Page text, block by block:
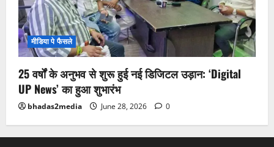
मीडिया पे फैसले
25 वर्षों के अनुभव से शुरू हुई नई डिजिटल उड़ान: ‘Digital
UP News’ का हुआ शुभारंभ
bhadas2media June 28, 2026 0